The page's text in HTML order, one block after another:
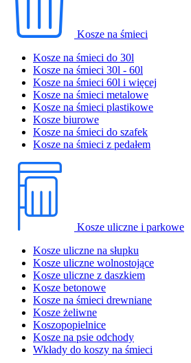
Kosze na śmieci
Kosze na śmieci do 30l
Kosze na śmieci 30l - 60l
Kosze na śmieci 60l i więcej
Kosze na śmieci metalowe
Kosze na śmieci plastikowe
Kosze biurowe
Kosze na śmieci do szafek
Kosze na śmieci z pedałem
Kosze uliczne i parkowe
Kosze uliczne na słupku
Kosze uliczne wolnostojące
Kosze uliczne z daszkiem
Kosze betonowe
Kosze na śmieci drewniane
Kosze żeliwne
Koszopopielnice
Kosze na psie odchody
Wkłady do koszy na śmieci